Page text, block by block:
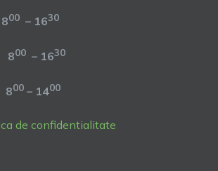
00 – 1630
00 – 1630
00 – 1400
de confidentialitate